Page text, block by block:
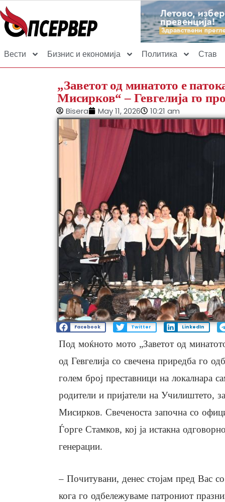
Вести Бизнис и економија Политика Став
„Заветот од минатото е
Мисирков“ – Гевгелија го
Bisera May 11, 2026 10:21 am
Facebook Twitter LinkedIn
Под моќното мото „Заветот од
од Гевгелија со свечена приредба го
голем број преставници на локалнара
родители и пријатели на Училиштето,
Мисирков. Свеченоста започна со
Ѓорге Стамков, кој ја истакна
генерации.
– Почитувани, денес стојам пред Вас
кога го одбележуваме патрониот